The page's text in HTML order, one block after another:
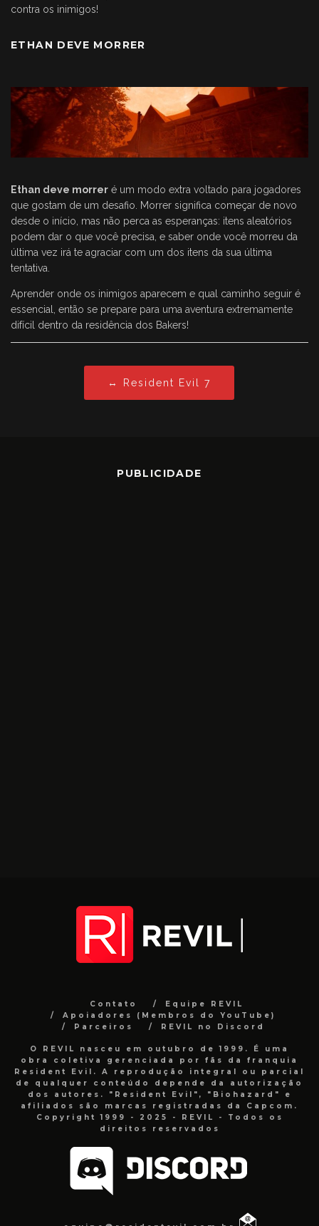
contra os inimigos!
ETHAN DEVE MORRER
Ethan deve morrer é um modo extra voltado para jogadores
que gostam de um desafio. Morrer significa começar de novo
desde o início, mas não perca as esperanças: itens aleatórios
podem dar o que você precisa, e saber onde você morreu da
última vez irá te agraciar com um dos itens da sua última
tentativa.
Aprender onde os inimigos aparecem e qual caminho seguir é
essencial, então se prepare para uma aventura extremamente
difícil dentro da residência dos Bakers!
↔ Resident Evil 7
PUBLICIDADE
Contato
Equipe REVIL
Apoiadores (Membros do YouTube)
Parceiros
REVIL no Discord
O REVIL nasceu em outubro de 1999. É uma
obra coletiva gerenciada por fãs da franquia
Resident Evil. A reprodução integral ou parcial
de qualquer conteúdo depende da autorização
dos autores. "Resident Evil", "Biohazard" e
afiliados são marcas registradas da Capcom.
Copyright 1999 - 2025 - REVIL - Todos os
direitos reservados